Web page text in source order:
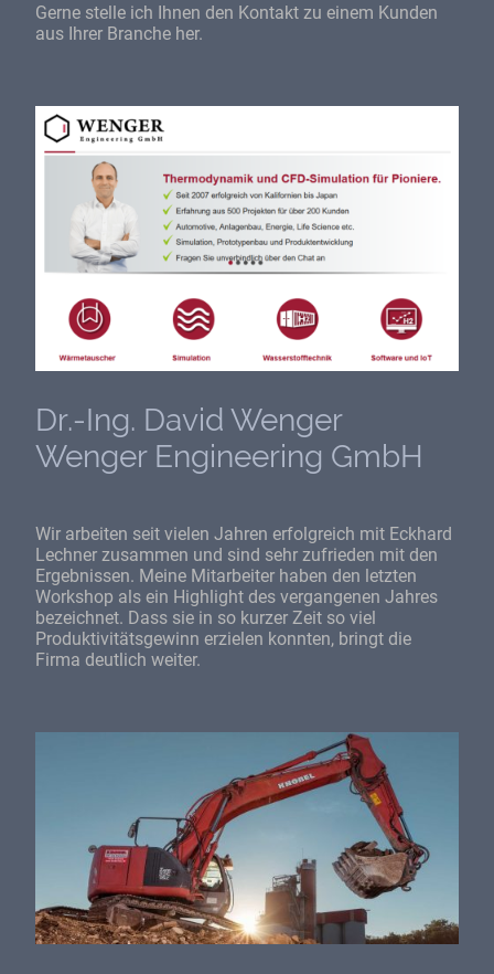
Gerne stelle ich Ihnen den Kontakt zu einem Kunden
aus Ihrer Branche her.
Dr.-Ing. David Wenger
Wenger Engineering GmbH
Wir arbeiten seit vielen Jahren erfolgreich mit Eckhard
Lechner zusammen und sind sehr zufrieden mit den
Ergebnissen. Meine Mitarbeiter haben den letzten
Workshop als ein Highlight des vergangenen Jahres
bezeichnet. Dass sie in so kurzer Zeit so viel
Produktivitätsgewinn erzielen konnten, bringt die
Firma deutlich weiter.